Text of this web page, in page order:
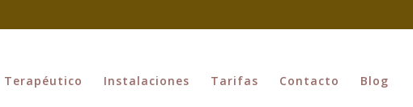
Terapéutico Instalaciones Tarifas Contacto Blog